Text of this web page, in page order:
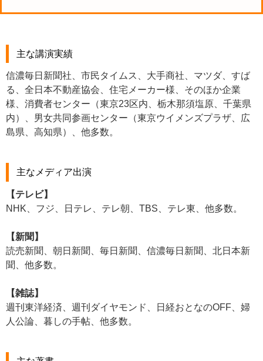
主な講演実績
信濃毎日新聞社、市民タイムス、大手商社、マツダ、すば
る、全日本不動産協会、住宅メーカー様、そのほか企業
様、消費者センター（東京23区内、栃木那須塩原、千葉県
内）、男女共同参画センター（東京ウイメンズプラザ、広
島県、高知県）、他多数。
主なメディア出演
【テレビ】
NHK、フジ、日テレ、テレ朝、TBS、テレ東、他多数。
【新聞】
読売新聞、朝日新聞、毎日新聞、信濃毎日新聞、北日本新
聞、他多数。
【雑誌】
週刊東洋経済、週刊ダイヤモンド、日経おとなのOFF、婦
人公論、暮しの手帖、他多数。